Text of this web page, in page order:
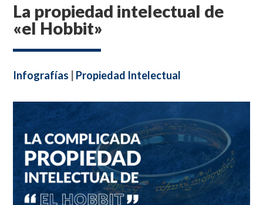
La propiedad intelectual de
«el Hobbit»
Infografías Propiedad Intelectual